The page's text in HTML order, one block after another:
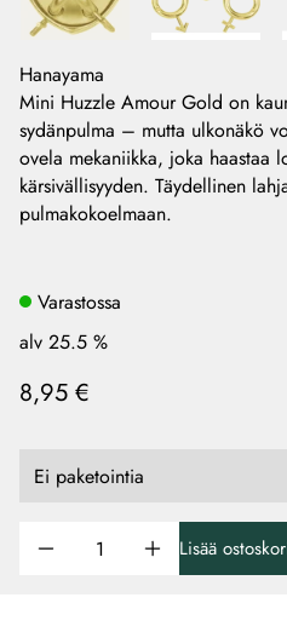
Hanayama
Mini Huzzle Amour Gold on
sydänpulma – mutta ulkonäkö
ovela mekaniikka, joka haastaa
kärsivällisyyden. Täydellinen
pulmakokoelmaan.
Varastossa
alv 25.5 %
8,95 €
Lisää